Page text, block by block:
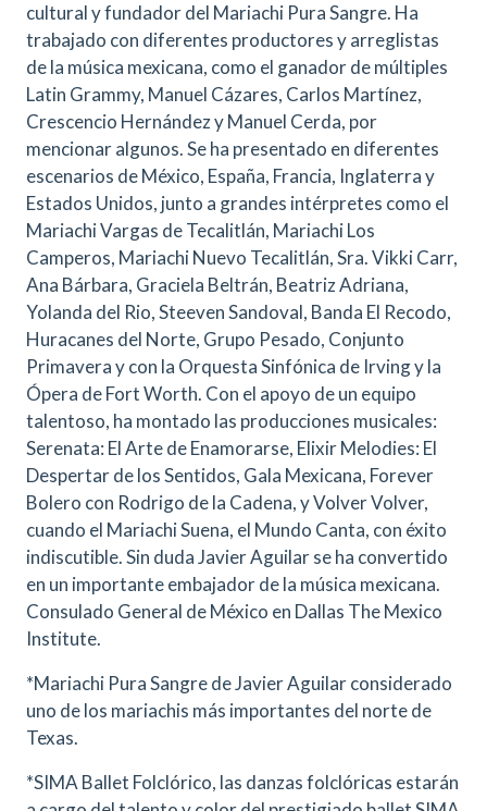
cultural y fundador del Mariachi Pura Sangre. Ha
trabajado con diferentes productores y arreglistas
de la música mexicana, como el ganador de múltiples
Latin Grammy, Manuel Cázares, Carlos Martínez,
Crescencio Hernández y Manuel Cerda, por
mencionar algunos. Se ha presentado en diferentes
escenarios de México, España, Francia, Inglaterra y
Estados Unidos, junto a grandes intérpretes como el
Mariachi Vargas de Tecalitlán, Mariachi Los
Camperos, Mariachi Nuevo Tecalitlán, Sra. Vikki Carr,
Ana Bárbara, Graciela Beltrán, Beatriz Adriana,
Yolanda del Rio, Steeven Sandoval, Banda El Recodo,
Huracanes del Norte, Grupo Pesado, Conjunto
Primavera y con la Orquesta Sinfónica de Irving y la
Ópera de Fort Worth. Con el apoyo de un equipo
talentoso, ha montado las producciones musicales:
Serenata: El Arte de Enamorarse, Elixir Melodies: El
Despertar de los Sentidos, Gala Mexicana, Forever
Bolero con Rodrigo de la Cadena, y Volver Volver,
cuando el Mariachi Suena, el Mundo Canta, con éxito
indiscutible. Sin duda Javier Aguilar se ha convertido
en un importante embajador de la música mexicana.
Consulado General de México en Dallas The Mexico
Institute.
*Mariachi Pura Sangre de Javier Aguilar considerado
uno de los mariachis más importantes del norte de
Texas.
*SIMA Ballet Folclórico, las danzas folclóricas estarán